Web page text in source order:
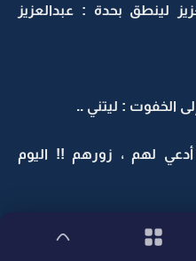
لينطق بحدة : عبدالعزيز
الخفوت : ليتني ..
أدعي لهم ، زورهم !! اليوم
الذين يسخَرُون من الحياة